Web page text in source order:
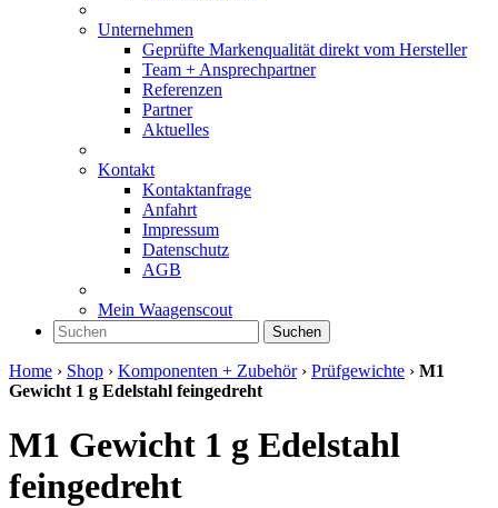
Unternehmen
Geprüfte Markenqualität direkt vom Hersteller
Team + Ansprechpartner
Referenzen
Partner
Aktuelles
Kontakt
Kontaktanfrage
Anfahrt
Impressum
Datenschutz
AGB
Mein Waagenscout
Suchen
Home › Shop › Komponenten + Zubehör› Prüfgewichte › M1
Gewicht 1 g Edelstahl feingedreht
M1 Gewicht 1 g Edelstahl
feingedreht